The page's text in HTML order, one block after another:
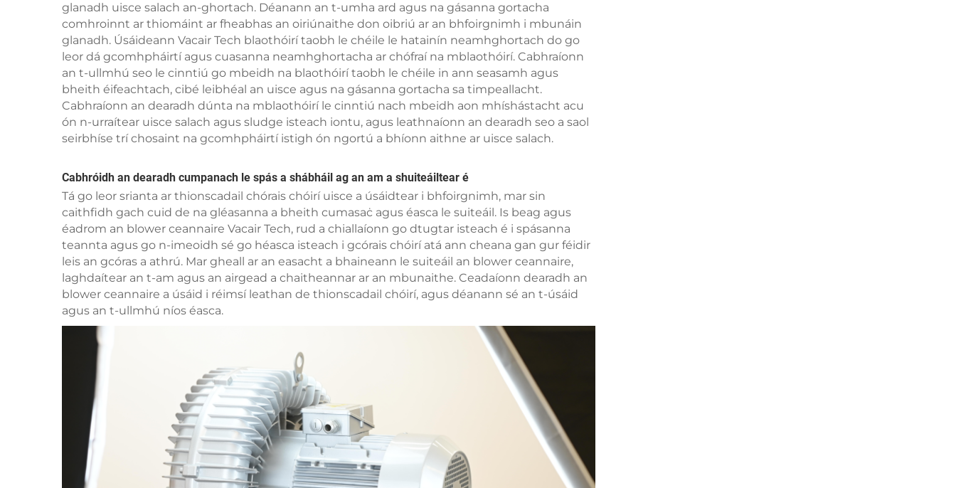
glanadh uisce salach an-ghortach. Déanann an t-umha ard agus na gásanna gortacha
comhroinnt ar thiomáint ar fheabhas an oiriúnaithe don oibriú ar an bhfoirgnimh i mbunáin
glanadh. Úsáideann Vacair Tech blaothóirí taobh le chéile le hatainín neamhghortach do go
leor dá gcomhpháirtí agus cuasanna neamhghortacha ar chófraí na mblaothóirí. Cabhraíonn
an t-ullmhú seo le cinntiú go mbeidh na blaothóirí taobh le chéile in ann seasamh agus
bheith éifeachtach, cibé leibhéal an uisce agus na gásanna gortacha sa timpeallacht.
Cabhraíonn an dearadh dúnta na mblaothóirí le cinntiú nach mbeidh aon mhíshástacht acu
ón n-urraítear uisce salach agus sludge isteach iontu, agus leathnaíonn an dearadh seo a saol
seirbhíse trí chosaint na gcomhpháirtí istigh ón ngortú a bhíonn aithne ar uisce salach.
Cabhróidh an dearadh cumpanach le spás a shábháil ag an am a shuiteáiltear é
Tá go leor srianta ar thionscadail chórais chóirí uisce a úsáidtear i bhfoirgnimh, mar sin
caithfidh gach cuid de na gléasanna a bheith cumasaċ agus éasca le suiteáil. Is beag agus
éadrom an blower ceannaire Vacair Tech, rud a chiallaíonn go dtugtar isteach é i spásanna
teannta agus go n-imeoidh sé go héasca isteach i gcórais chóirí atá ann cheana gan gur féidir
leis an gcóras a athrú. Mar gheall ar an easacht a bhaineann le suiteáil an blower ceannaire,
laghdaítear an t-am agus an airgead a chaitheannar ar an mbunaithe. Ceadaíonn dearadh an
blower ceannaire a úsáid i réimsí leathan de thionscadail chóirí, agus déanann sé an t-úsáid
agus an t-ullmhú níos éasca.